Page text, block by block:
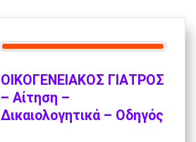
ΟΙΚΟΓΕΝΕΙΑΚΟΣ ΓΙΑΤΡΟΣ
– Αίτηση –
Δικαιολογητικά – Οδηγός